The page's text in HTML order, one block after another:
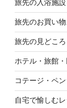
旅先の入浴施設
旅先のお買い物
旅先の見どこ
ホテル・旅館
コテージ・ペ
自宅で愉しむ